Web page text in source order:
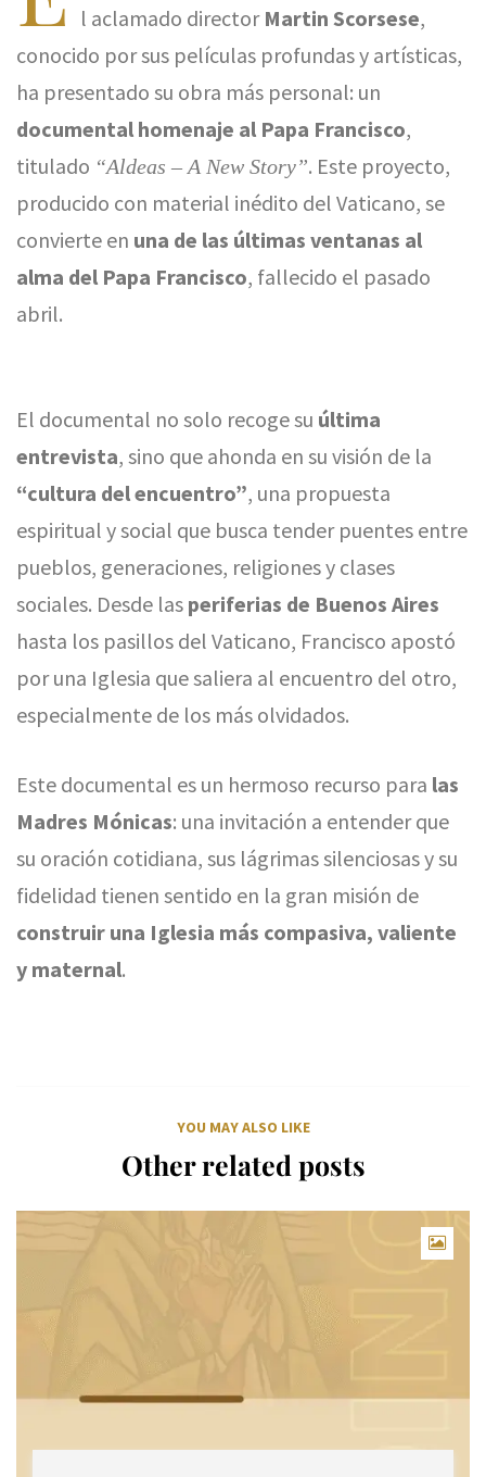
l aclamado director Martin Scorsese,
conocido por sus películas profundas y artísticas,
ha presentado su obra más personal: un
documental homenaje al Papa Francisco,
titulado “Aldeas – A New Story”. Este proyecto,
producido con material inédito del Vaticano, se
convierte en una de las últimas ventanas al
alma del Papa Francisco, fallecido el pasado
abril.
El documental no solo recoge su última
entrevista, sino que ahonda en su visión de la
“cultura del encuentro”, una propuesta
espiritual y social que busca tender puentes entre
pueblos, generaciones, religiones y clases
sociales. Desde las periferias de Buenos Aires
hasta los pasillos del Vaticano, Francisco apostó
por una Iglesia que saliera al encuentro del otro,
especialmente de los más olvidados.
Este documental es un hermoso recurso para las
Madres Mónicas: una invitación a entender que
su oración cotidiana, sus lágrimas silenciosas y su
fidelidad tienen sentido en la gran misión de
construir una Iglesia más compasiva, valiente
y maternal.
YOU MAY ALSO LIKE
Other related posts